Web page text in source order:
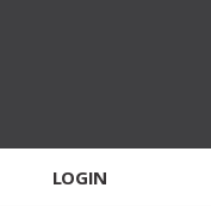
LOGIN